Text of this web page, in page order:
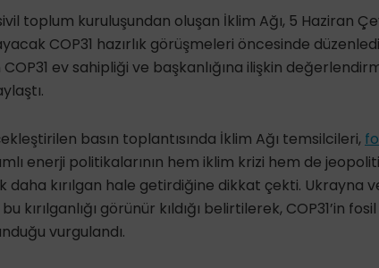
toplum kuruluşundan oluşan İklim Ağı, 5 Haziran
COP31 hazırlık görüşmeleri öncesinde
COP31 ev sahipliği ve başkanlığına ilişkin
basın toplantısında İklim Ağı temsilcileri,
enerji politikalarının hem iklim krizi hem de
daha kırılgan hale getirdiğine dikkat çekti. Ukrayna
kırılganlığı görünür kıldığı belirtilerek, COP31’in
vurgulandı.